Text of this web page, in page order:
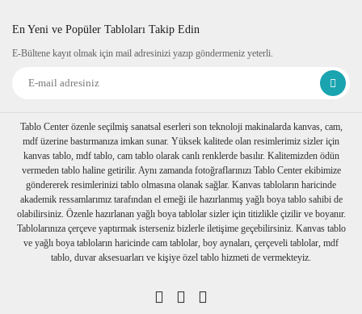
En Yeni ve Popüler Tabloları Takip Edin
E-Bültene kayıt olmak için mail adresinizi yazıp göndermeniz yeterli.
Tablo Center özenle seçilmiş sanatsal eserleri son teknoloji makinalarda kanvas, cam,
mdf üzerine bastırmanıza imkan sunar. Yüksek kalitede olan resimlerimiz sizler için
kanvas tablo, mdf tablo, cam tablo olarak canlı renklerde basılır. Kalitemizden ödün
vermeden tablo haline getirilir. Aynı zamanda fotoğraflarınızı Tablo Center ekibimize
göndererek resimlerinizi tablo olmasına olanak sağlar. Kanvas tabloların haricinde
akademik ressamlarımız tarafından el emeği ile hazırlanmış yağlı boya tablo sahibi de
olabilirsiniz. Özenle hazırlanan yağlı boya tablolar sizler için titizlikle çizilir ve boyanır.
Tablolarınıza çerçeve yaptırmak isterseniz bizlerle iletişime geçebilirsiniz. Kanvas tablo
ve yağlı boya tabloların haricinde cam tablolar, boy aynaları, çerçeveli tablolar, mdf
tablo, duvar aksesuarları ve kişiye özel tablo hizmeti de vermekteyiz.